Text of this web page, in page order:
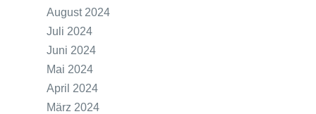
August 2024
Juli 2024
Juni 2024
Mai 2024
April 2024
März 2024